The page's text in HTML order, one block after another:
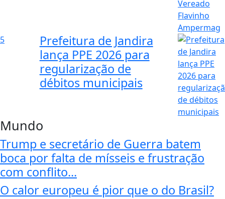
5
Prefeitura de Jandira
lança PPE 2026 para
regularização de
débitos municipais
Mundo
Trump e secretário de Guerra batem
boca por falta de mísseis e frustração
com conflito...
O calor europeu é pior que o do Brasil?